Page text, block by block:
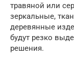
травяной или
зеркальные,
деревянные
будут резко
решения.